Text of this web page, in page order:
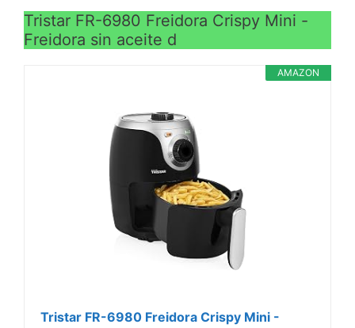
Tristar FR-6980 Freidora Crispy Mini -
Freidora sin aceite d
AMAZON
Tristar FR-6980 Freidora Crispy Mini -